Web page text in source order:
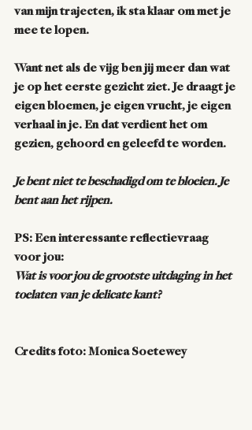
van mijn trajecten, ik sta klaar om met je
mee te lopen.
Want net als de vijg ben jij meer dan wat
je op het eerste gezicht ziet. Je draagt je
eigen bloemen, je eigen vrucht, je eigen
verhaal in je. En dat verdient het om
gezien, gehoord en geleefd te worden.
Je bent niet te beschadigd om te bloeien. Je
bent aan het rijpen.
PS: Een interessante reflectievraag
voor jou:
Wat is voor jou de grootste uitdaging in het
toelaten van je delicate kant?
Credits foto: Monica Soetewey